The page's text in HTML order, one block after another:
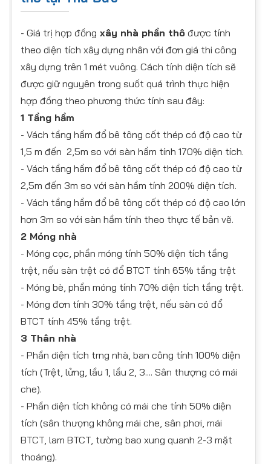
- Giá trị hợp đồng xây nhà phần thô được tính
theo diện tích xây dựng nhân với đơn giá thi công
xây dựng trên 1 mét vuông. Cách tính diện tích sẽ
được giữ nguyên trong suốt quá trình thực hiện
hợp đồng theo phương thức tính sau đây:
1 Tầng hầm
- Vách tầng hầm đổ bê tông cốt thép có độ cao từ
1,5 m đến 2,5m so với sàn hầm tính 170% diện tích.
- Vách tầng hầm đổ bê tông cốt thép có độ cao từ
2,5m đến 3m so với sàn hầm tính 200% diện tích.
- Vách tầng hầm đổ bê tông cốt thép có độ cao lớn
hơn 3m so với sàn hầm tính theo thực tế bản vẽ.
2 Móng nhà
- Móng cọc, phần móng tính 50% diện tích tầng
trệt, nếu sàn trệt có đổ BTCT tính 65% tầng trệt
- Móng bè, phần móng tính 70% diện tích tầng trệt.
- Móng đơn tính 30% tầng trệt, nếu sàn có đổ
BTCT tính 45% tầng trệt.
3 Thân nhà
- Phần diện tích trng nhà, ban công tính 100% diện
tích (Trệt, lửng, lầu 1, lầu 2, 3.... Sân thượng có mái
che).
- Phần diện tích không có mái che tính 50% diện
tích (sân thượng không mái che, sân phơi, mái
BTCT, lam BTCT, tường bao xung quanh 2-3 mặt
thoáng).